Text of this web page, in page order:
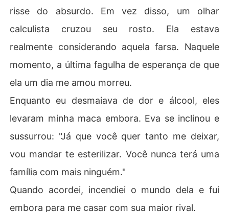
risse do absurdo. Em vez disso, um olhar
calculista cruzou seu rosto. Ela estava
realmente considerando aquela farsa. Naquele
momento, a última fagulha de esperança de que
ela um dia me amou morreu.
Enquanto eu desmaiava de dor e álcool, eles
levaram minha maca embora. Eva se inclinou e
sussurrou: "Já que você quer tanto me deixar,
vou mandar te esterilizar. Você nunca terá uma
família com mais ninguém."
Quando acordei, incendiei o mundo dela e fui
embora para me casar com sua maior rival.